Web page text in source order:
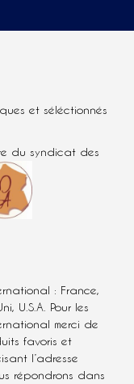
et séléctionnés
du syndicat des
: France,
U.S.A. Pour les
merci de
favoris et
l’adresse
répondrons dans